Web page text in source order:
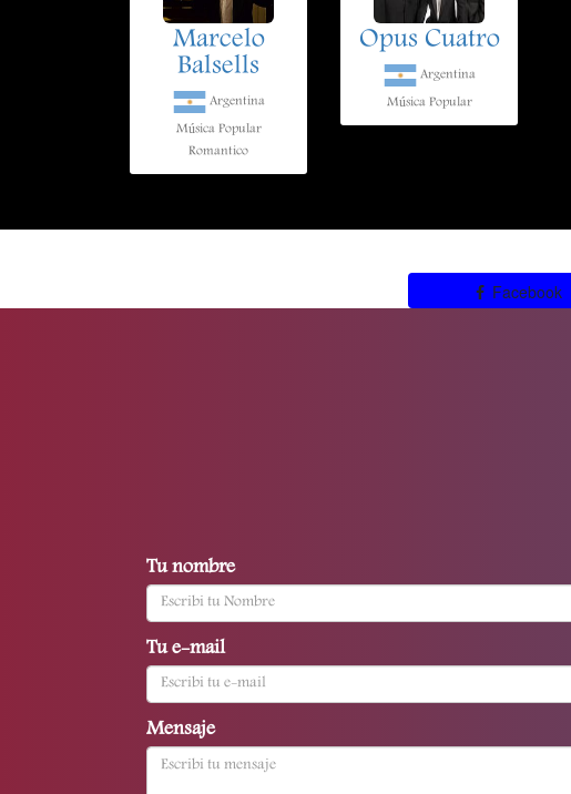
Marcelo
Balsells
Argentina
Música Popular
Romantico
Opus Cuatro
Argentina
Música Popular
Facebook
Tu nombre
Tu e-mail
Mensaje